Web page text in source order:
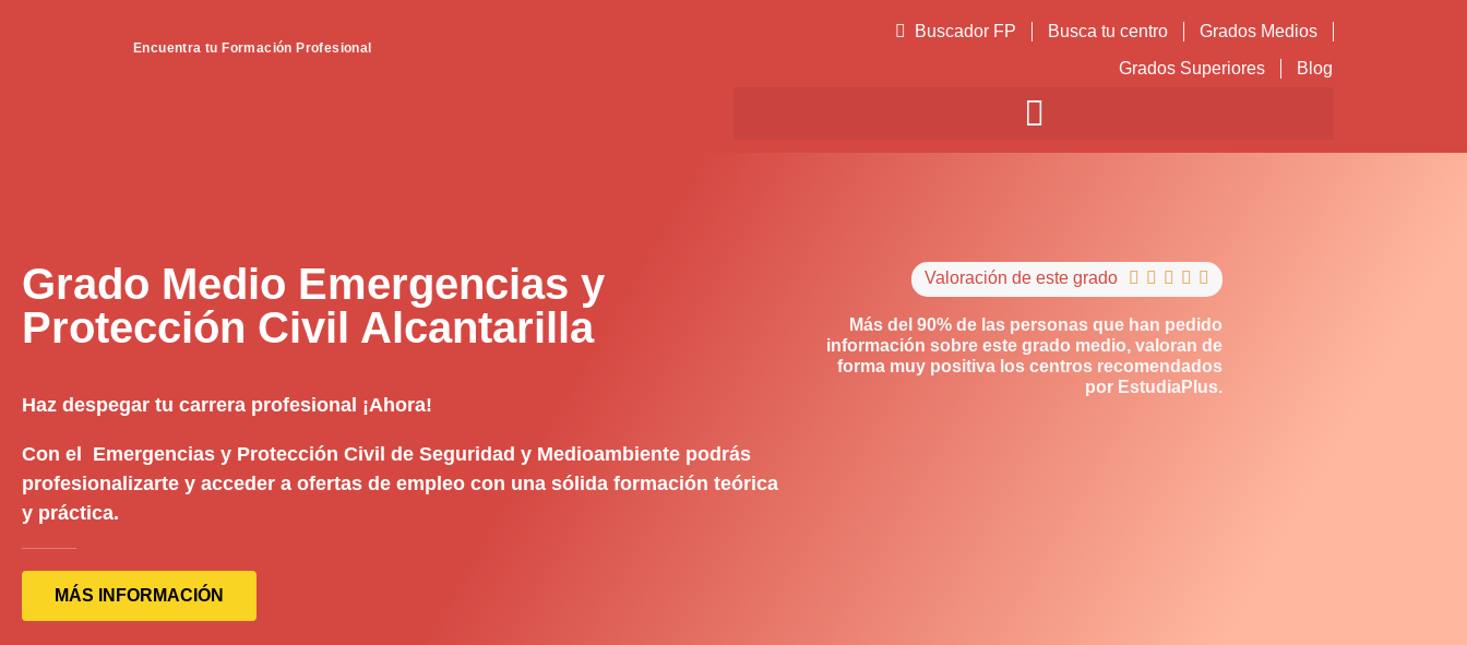
Encuentra tu Formación Profesional
Buscador FP Busca tu centro
Grados Medios
Grados Superiores
Blog
Grado Medio Emergencias y
Protección Civil Alcantarilla
Haz despegar tu carrera profesional ¡Ahora!
Con el Emergencias y Protección Civil de Seguridad y Medioambiente podrás
profesionalizarte y acceder a ofertas de empleo con una sólida formación teórica
y práctica.
MÁS INFORMACIÓN
Valoración de este grado     
Más del 90% de las personas que han pedido
información sobre este grado medio, valoran de
forma muy positiva los centros recomendados
por EstudiaPlus.